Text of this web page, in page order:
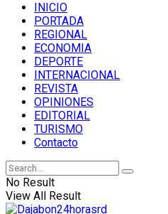
INICIO
PORTADA
REGIONAL
ECONOMIA
DEPORTE
INTERNACIONAL
REVISTA
OPINIONES
EDITORIAL
TURISMO
Contacto
No Result
View All Result